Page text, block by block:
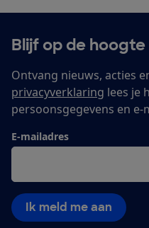
Blijf op de hoogte
Ontvang nieuws, acties
privacyverklaring lees je
persoonsgegevens en
E-mailadres
Ik meld me aan